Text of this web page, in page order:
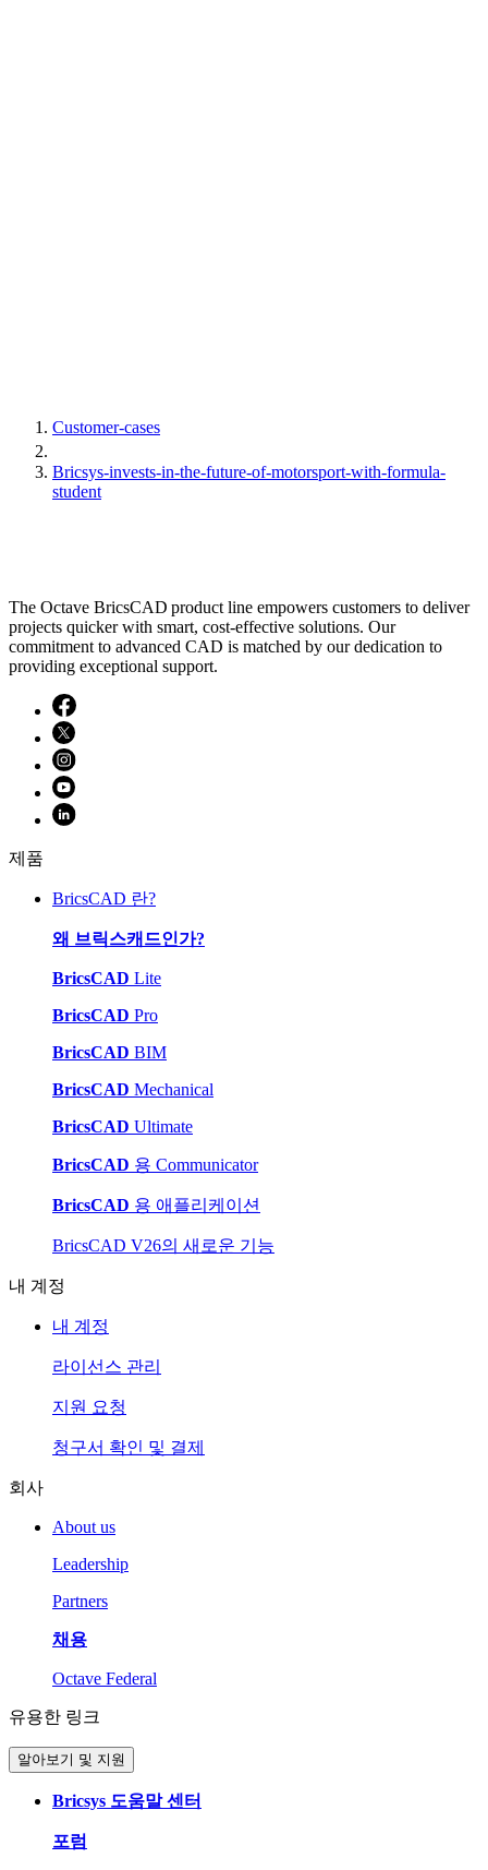
Customer-cases
Bricsys-invests-in-the-future-of-motorsport-with-formula-
student
The Octave BricsCAD product line empowers customers to deliver
projects quicker with smart, cost-effective solutions. Our
commitment to advanced CAD is matched by our dedication to
providing exceptional support.
제품
BricsCAD 란?
왜 브릭스캐드인가?
BricsCAD Lite
BricsCAD Pro
BricsCAD BIM
BricsCAD Mechanical
BricsCAD Ultimate
BricsCAD 용 Communicator
BricsCAD 용 애플리케이션
BricsCAD V26의 새로운 기능
내 계정
내 계정
라이선스 관리
지원 요청
청구서 확인 및 결제
회사
About us
Leadership
Partners
채용
Octave Federal
유용한 링크
알아보기 및 지원
Bricsys 도움말 센터
포럼